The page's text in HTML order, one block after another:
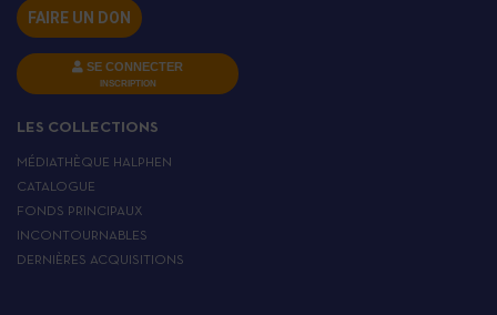
FAIRE UN DON
SE CONNECTER
INSCRIPTION
LES COLLECTIONS
MÉDIATHÈQUE HALPHEN
CATALOGUE
FONDS PRINCIPAUX
INCONTOURNABLES
DERNIÈRES ACQUISITIONS